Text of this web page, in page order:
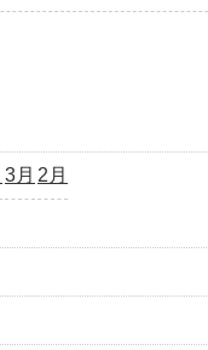
3月 2月